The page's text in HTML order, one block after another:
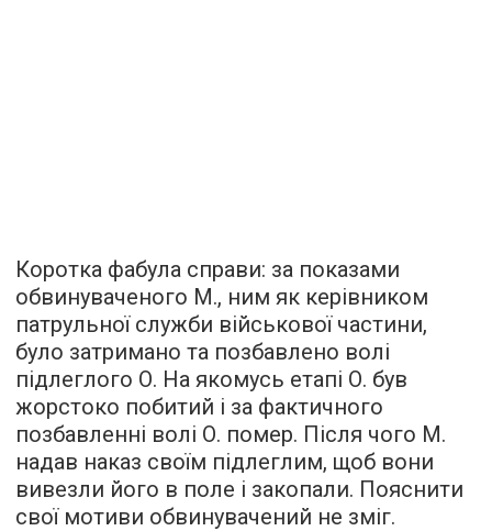
Коротка фабула справи: за показами
обвинуваченого М., ним як керівником
патрульної служби військової частини,
було затримано та позбавлено волі
підлеглого О. На якомусь етапі О. був
жорстоко побитий і за фактичного
позбавленні волі О. помер. Після чого М.
надав наказ своїм підлеглим, щоб вони
вивезли його в поле і закопали. Пояснити
свої мотиви обвинувачений не зміг.